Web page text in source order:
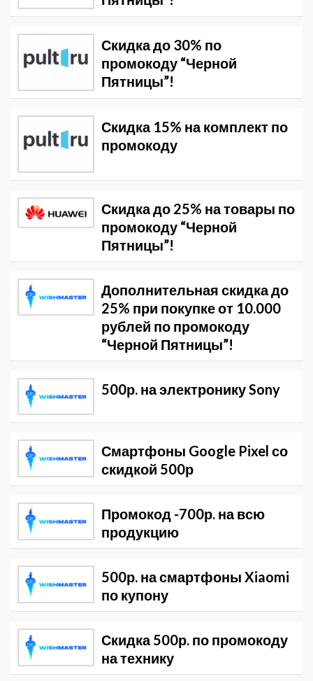
Скидка до 30% по
промокоду “Черной
Пятницы”!
Скидка 15% на комплект по
промокоду
Скидка до 25% на товары по
промокоду “Черной
Пятницы”!
Дополнительная скидка до
25% при покупке от 10.000
рублей по промокоду
“Черной Пятницы”!
500р. на электронику Sony
Смартфоны Google Pixel со
скидкой 500р
Промокод -700р. на всю
продукцию
500р. на смартфоны Xiaomi
по купону
Скидка 500р. по промокоду
на технику